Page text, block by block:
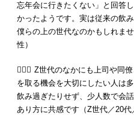
忘年会に行きたくない」と回答
かったようです。実は従来の飲
僕らの上の世代なのかもしれま
性）
💁🏻‍♀️ Z世代のなかにも上司や同
を取る機会を大切にしたい人は
飲み過ぎたりせず、少人数で会
あり方に共感です（Z世代／20代